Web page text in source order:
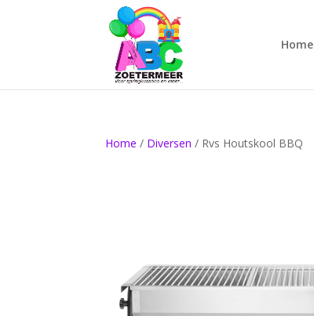
Home
Home / Diversen / Rvs Houtskool BBQ